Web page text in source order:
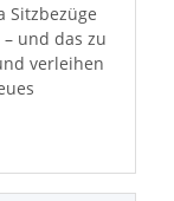
Sitzbezüge
und das zu
verleihen